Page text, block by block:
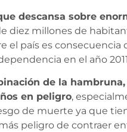
descansa sobre
diez millones de
el país es
en el año
de la
en peligro,
de muerte ya que
peligro de contraer